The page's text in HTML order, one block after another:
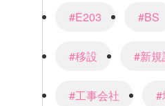
#E203 #BS
#移設 #新規
#工事会社 #